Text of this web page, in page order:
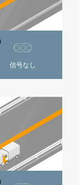
信号なし